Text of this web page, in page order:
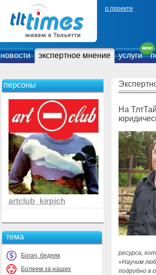
о проекте
новости экспертное мнение услуги
персоны
artclub_kirpich
тема
Богач, бедняк
Болеем за наших
На
ресурса,
«Научим
подробно в